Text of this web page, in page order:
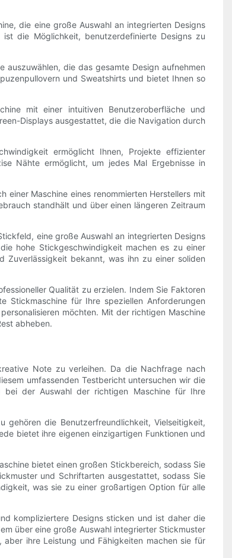
die eine große Auswahl an integrierten Designs
die Möglichkeit, benutzerdefinierte Designs zu
die das gesamte Design aufnehmen
und Sweatshirts und bietet Ihnen so
mit einer intuitiven Benutzeroberfläche und
Displays ausgestattet, die die Navigation durch
ermöglicht Ihnen, Projekte effizienter
Nähte ermöglicht, um jedes Mal Ergebnisse in
einer Maschine eines renommierten Herstellers mit
standhält und über einen längeren Zeitraum
eine große Auswahl an integrierten Designs
hohe Stickgeschwindigkeit machen es zu einer
Zuverlässigkeit bekannt, was ihn zu einer soliden
Qualität zu erzielen. Indem Sie Faktoren
Stickmaschine für Ihre speziellen Anforderungen
möchten. Mit der richtigen Maschine
abheben.
Note zu verleihen. Da die Nachfrage nach
umfassenden Testbericht untersuchen wir die
bei der Auswahl der richtigen Maschine für Ihre
die Benutzerfreundlichkeit, Vielseitigkeit,
bietet ihre eigenen einzigartigen Funktionen und
bietet einen großen Stickbereich, sodass Sie
und Schriftarten ausgestattet, sodass Sie
was sie zu einer großartigen Option für alle
kompliziertere Designs sticken und ist daher die
über eine große Auswahl integrierter Stickmuster
ihre Leistung und Fähigkeiten machen sie für